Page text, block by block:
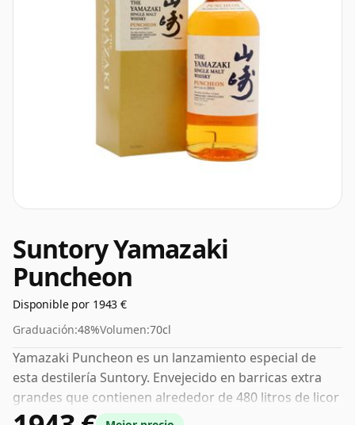
Suntory Yamazaki
Puncheon
Disponible por 1943 €
Graduación:48%Volumen:70cl
Yamazaki Puncheon es un lanzamiento especial de
esta destilería Suntory. Envejecido en barricas extra
grandes que contienen alrededor de 480 litros de licor
en lugar de las barricas estándar de 230 litros. Las